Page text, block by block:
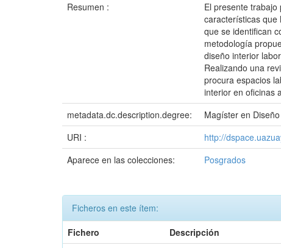
Resumen :
El presente
características que
que se identifican
metodología
diseño interior
Realizando una
procura espacios
interior en oficinas
metadata.dc.description.degree:
Magíster en
URI :
http://
Aparece en las colecciones:
Posgrados
Ficheros en este ítem:
Fichero
Descripción